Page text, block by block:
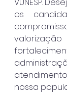
os
nossa